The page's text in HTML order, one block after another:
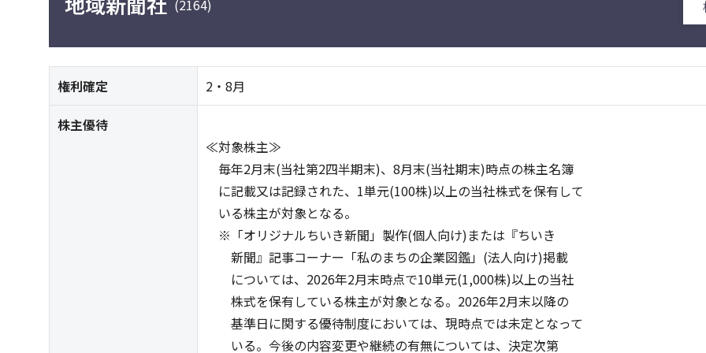
(2164)
権利確定 2・8月
株主優待
≪対象株主≫
毎年2月末(当社第2四半期末)、8月末(当社期末)時点の株主名簿
に記載又は記録された、1単元(100株)以上の当社株式を保有して
いる株主が対象となる。
※「オリジナルちいき新聞」製作(個人向け)または『ちいき
新聞』記事コーナー「私のまちの企業図鑑」(法人向け)掲載
については、2026年2月末時点で10単元(1,000株)以上の当社
株式を保有している株主が対象となる。2026年2月末以降の
基準日に関する優待制度においては、現時点では未定となって
いる。今後の内容変更や継続の有無については、決定次第